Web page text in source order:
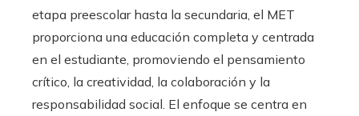
etapa preescolar hasta la secundaria, el MET
proporciona una educación completa y centrada
en el estudiante, promoviendo el pensamiento
crítico, la creatividad, la colaboración y la
responsabilidad social. El enfoque se centra en